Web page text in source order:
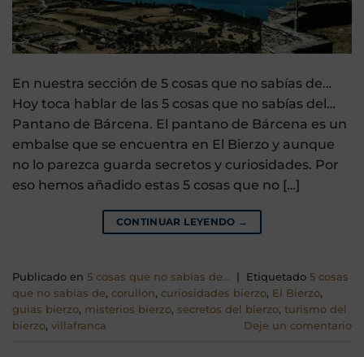
En nuestra sección de 5 cosas que no sabías de…
Hoy toca hablar de las 5 cosas que no sabías del…
Pantano de Bárcena. El pantano de Bárcena es un
embalse que se encuentra en El Bierzo y aunque
no lo parezca guarda secretos y curiosidades. Por
eso hemos añadido estas 5 cosas que no […]
CONTINUAR LEYENDO →
Publicado en 5 cosas que no sabías de... Etiquetado 5 cosas
que no sabias de, corullon, curiosidades bierzo, El Bierzo,
guias bierzo, misterios bierzo, secretos del bierzo, turismo del
bierzo, villafranca Deje un comentario